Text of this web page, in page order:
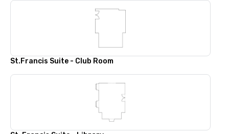
St.Francis Suite - Club Room